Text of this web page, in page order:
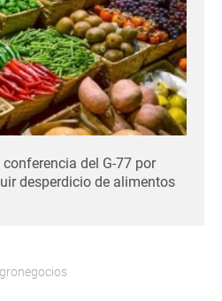
del G-77 por
desperdicio de alimentos